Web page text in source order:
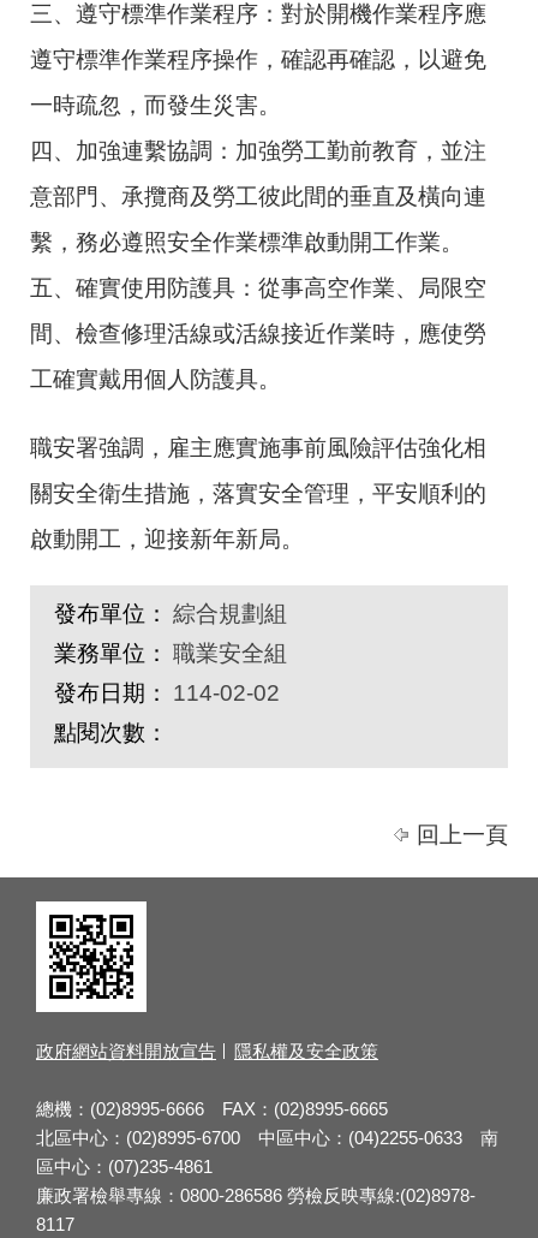
三、遵守標準作業程序：對於開機作業程序應
遵守標準作業程序操作，確認再確認，以避免
一時疏忽，而發生災害。
四、加強連繫協調：加強勞工勤前教育，並注
意部門、承攬商及勞工彼此間的垂直及橫向連
繫，務必遵照安全作業標準啟動開工作業。
五、確實使用防護具：從事高空作業、局限空
間、檢查修理活線或活線接近作業時，應使勞
工確實戴用個人防護具。
職安署強調，雇主應實施事前風險評估強化相
關安全衛生措施，落實安全管理，平安順利的
啟動開工，迎接新年新局。
發布單位： 綜合規劃組
業務單位： 職業安全組
發布日期：
114-02-02
點閱次數：
回上一頁
政府網站資料開放宣告 隱私權及安全政策
總機：(02)8995-6666 FAX：(02)8995-6665
北區中心：(02)8995-6700 中區中心：(04)2255-0633 南
區中心：(07)235-4861
廉政署檢舉專線：0800-286586 勞檢反映專線:(02)8978-
8117